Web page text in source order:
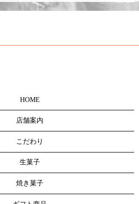
HOME
店舗案内
こだわり
生菓子
焼き菓子